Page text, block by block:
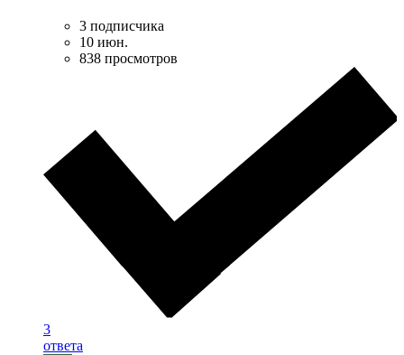
3 подписчика
10 июн.
838 просмотров
3
ответа